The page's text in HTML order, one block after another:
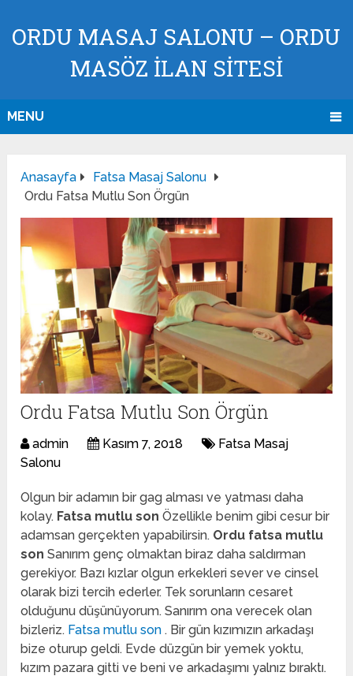
ORDU MASAJ SALONU – ORDU
MASÖZ İLAN SİTESİ
MENU
Anasayfa
Fatsa Masaj Salonu
Ordu Fatsa Mutlu Son Örgün
Ordu Fatsa Mutlu Son Örgün
admin Kasım 7, 2018
Fatsa Masaj
Salonu
Olgun bir adamın bir gag alması ve yatması daha
kolay. Fatsa mutlu son Özellikle benim gibi cesur bir
adamsan gerçekten yapabilirsin. Ordu fatsa mutlu
son Sanırım genç olmaktan biraz daha saldırman
gerekiyor. Bazı kızlar olgun erkekleri sever ve cinsel
olarak bizi tercih ederler. Tek sorunların cesaret
olduğunu düşünüyorum. Sanırım ona verecek olan
bizleriz. Fatsa mutlu son . Bir gün kızımızın arkadaşı
bize oturup geldi. Evde düzgün bir yemek yoktu,
kızım pazara gitti ve beni ve arkadaşımı yalnız bıraktı.